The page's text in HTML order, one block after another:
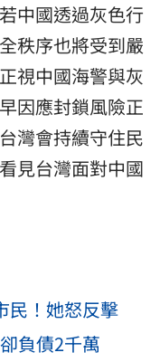
中國透過灰色行
秩序也將受到嚴
視中國海警與灰
因應封鎖風險正
灣會持續守住民
見台灣面對中國
民！她怒反擊
負債2千萬